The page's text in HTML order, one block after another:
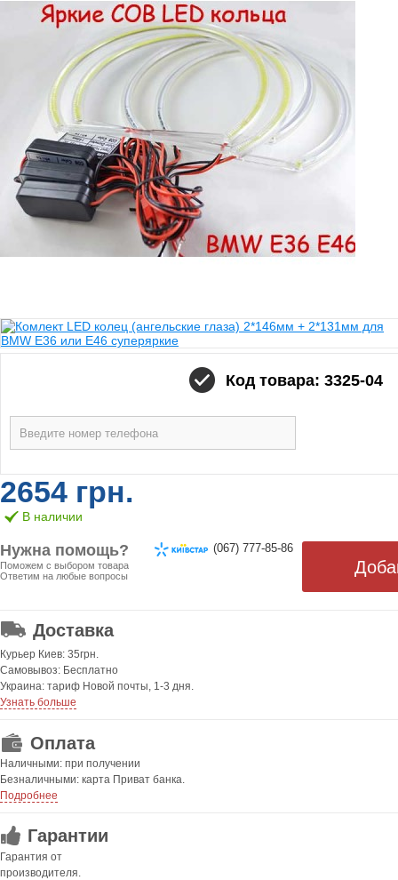
Код товара: 3325-04
2654 грн.
В наличии
Нужна помощь?
Поможем с выбором товара
Ответим на любые вопросы
(067) 777-85-86
Доставка
Курьер Киев: 35грн.
Самовывоз: Бесплатно
Украина: тариф Новой почты, 1-3 дня.
Узнать больше
Оплата
Наличными: при получении
Безналичными: карта Приват банка.
Подробнее
Гарантии
Гарантия от
производителя.